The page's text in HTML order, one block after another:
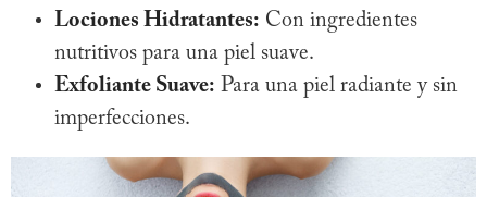
Lociones Hidratantes: Con ingredientes
nutritivos para una piel suave.
Exfoliante Suave: Para una piel radiante y sin
imperfecciones.